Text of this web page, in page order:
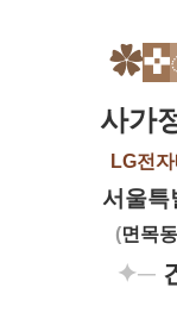
✿✜
사가
LG전
서울특
(면목
✦─